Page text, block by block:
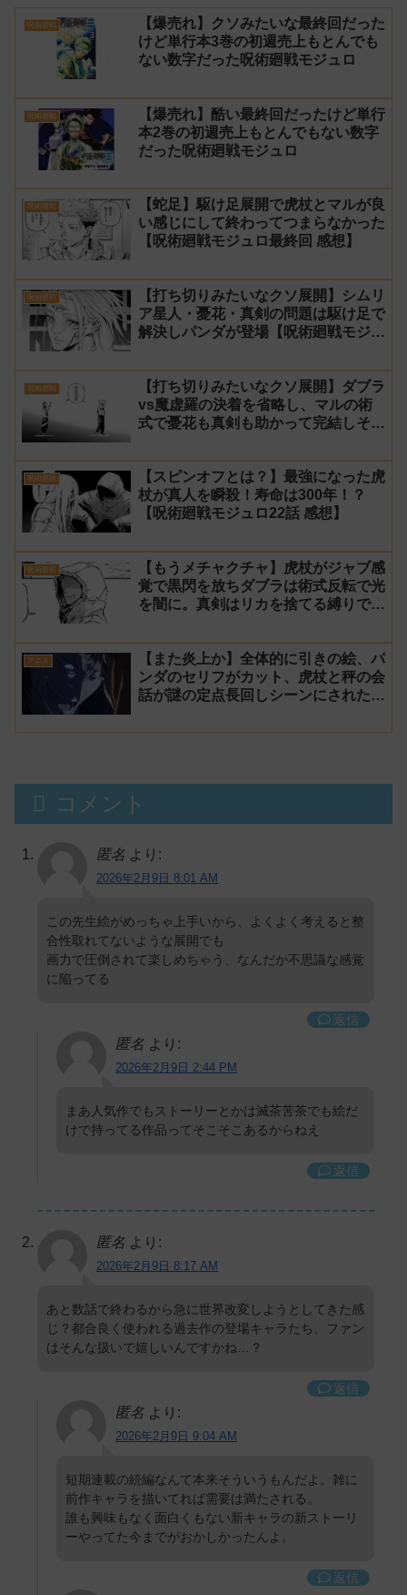
呪術廻戦
【爆売れ】クソみたいな最終回だった
けど単行本3巻の初週売上もとんでも
ない数字だった呪術廻戦モジュロ
呪術廻戦
【爆売れ】酷い最終回だったけど単行
本2巻の初週売上もとんでもない数字
だった呪術廻戦モジュロ
呪術廻戦
【蛇足】駆け足展開で虎杖とマルが良
い感じにして終わってつまらなかった
【呪術廻戦モジュロ最終回 感想】
呪術廻戦
【打ち切りみたいなクソ展開】シムリ
ア星人・憂花・真剣の問題は駆け足で
解決しパンダが登場【呪術廻戦モジュ
呪術廻戦
【打ち切りみたいなクソ展開】ダブラ
vs魔虚羅の決着を省略し、マルの術
式で憂花も真剣も助かって完結しそう
呪術廻戦
【スピンオフとは？】最強になった虎
杖が真人を瞬殺！寿命は300年！？
【呪術廻戦モジュロ22話 感想】
呪術廻戦
【もうメチャクチャ】虎杖がジャブ感
覚で黒閃を放ちダブラは術式反転で光
を闇に。真剣はリカを捨てる縛りでマ
想】
アニメ
【また炎上か】全体的に引きの絵、パ
ンダのセリフがカット、虎杖と秤の会
話が謎の定点長回しシーンにされた呪
演出】
コメント
匿名 より:
2026年2月9日 8:01 AM
この先生絵がめっちゃ上手いから、よくよく考えると整
合性取れてないような展開でも
画力で圧倒されて楽しめちゃう、なんだか不思議な感覚
に陥ってる
返信
匿名 より:
2026年2月9日 2:44 PM
まあ人気作でもストーリーとかは滅茶苦茶でも絵だ
けで持ってる作品ってそこそこあるからねえ
返信
匿名 より:
2026年2月9日 8:17 AM
あと数話で終わるから急に世界改変しようとしてきた感
じ？都合良く使われる過去作の登場キャラたち、ファン
はそんな扱いで嬉しいんですかね…？
返信
匿名 より:
2026年2月9日 9:04 AM
短期連載の続編なんて本来そういうもんだよ。雑に
前作キャラを描いてれば需要は満たされる。
誰も興味もなく面白くもない新キャラの新ストーリ
ーやってた今までがおかしかったんよ。
返信